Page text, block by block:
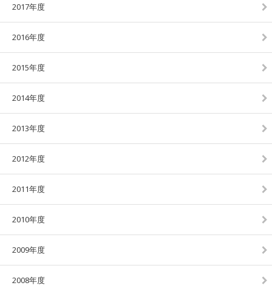
2017年度
2016年度
2015年度
2014年度
2013年度
2012年度
2011年度
2010年度
2009年度
2008年度